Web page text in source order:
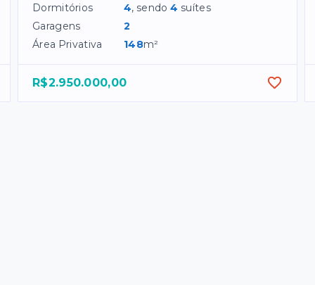
Dormitórios 4, sendo4 suítes
Garagens
2
Área Privativa
148m²
R$2.950.000,00